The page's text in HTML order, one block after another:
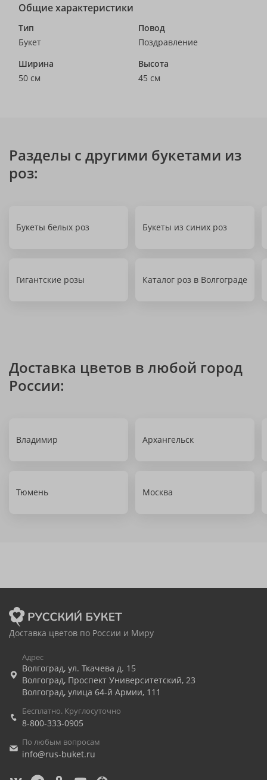
Общие характеристики
Тип
Букет
Повод
Поздравление
Ширина
50 см
Высота
45 см
Разделы с другими букетами из
роз:
Букеты белых роз Букеты из синих роз
Гигантские розы Каталог роз в Волгограде
Доставка цветов в любой город
России:
Владимир Архангельск
Тюмень Москва
Доставка цветов по России и Миру
Адрес
Волгоград, ул. Ткачева д. 15
Волгоград, Проспект Университетский, 23
Волгоград, улица 64-й Армии, 111
Бесплатно. Круглосуточно
8-800-333-0905
По любым вопросам
info@rus-buket.ru